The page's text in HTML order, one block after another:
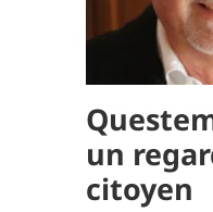
un
citoyen